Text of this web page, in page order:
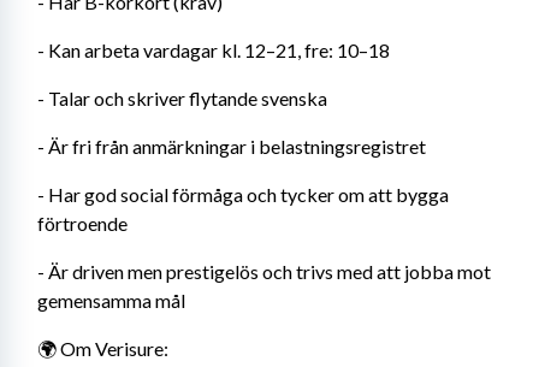
- Kan arbeta vardagar kl. 12–21, fre: 10–18
- Talar och skriver flytande svenska
- Är fri från anmärkningar i belastningsregistret
- Har god social förmåga och tycker om att bygga
förtroende
- Är driven men prestigelös och trivs med att jobba mot
gemensamma mål
🌍 Om Verisure: